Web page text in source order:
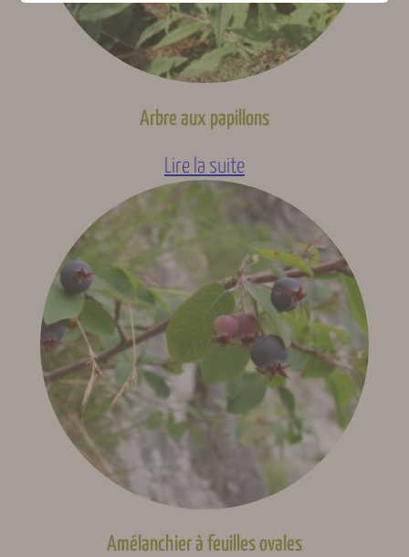
Type de plante Buisson
Arbre aux papillons
Lire la suite
Amélanchier à feuilles ovales